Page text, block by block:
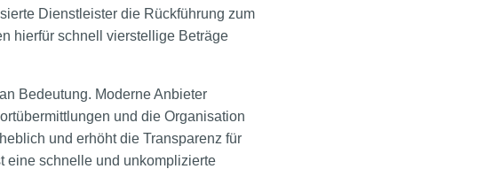
Dienstleister die Rückführung zum
hierfür schnell vierstellige Beträge
Bedeutung. Moderne Anbieter
und die Organisation
und erhöht die Transparenz für
eine schnelle und unkomplizierte